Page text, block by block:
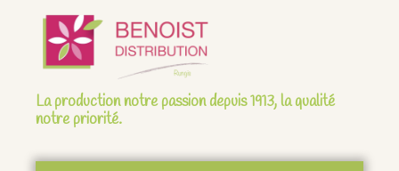
La production notre passion depuis 1913, la qualité
notre priorité.